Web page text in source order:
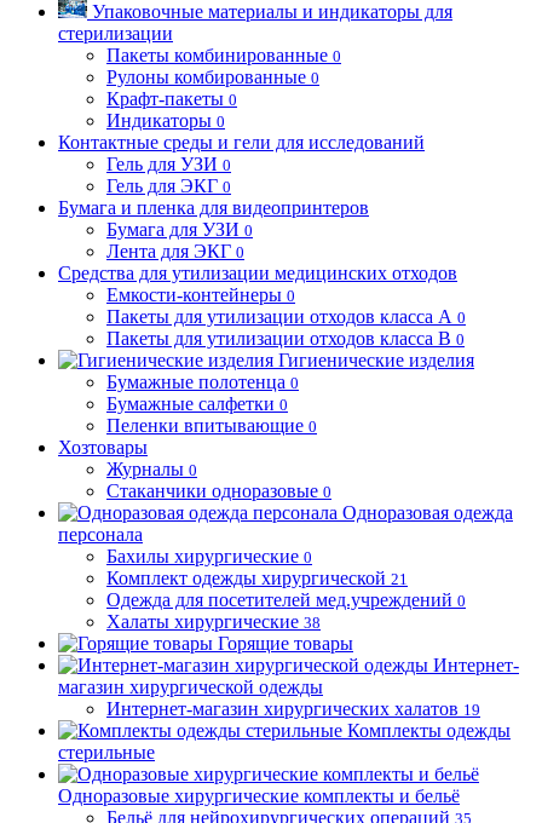
Упаковочные материалы и индикаторы для
стерилизации
Пакеты комбинированные 0
Рулоны комбированные 0
Крафт-пакеты 0
Индикаторы 0
Контактные среды и гели для исследований
Гель для УЗИ 0
Гель для ЭКГ 0
Бумага и пленка для видеопринтеров
Бумага для УЗИ 0
Лента для ЭКГ 0
Средства для утилизации медицинских отходов
Емкости-контейнеры 0
Пакеты для утилизации отходов класса А 0
Пакеты для утилизации отходов класса В 0
Гигиенические изделия
Бумажные полотенца 0
Бумажные салфетки 0
Пеленки впитывающие 0
Хозтовары
Журналы 0
Стаканчики одноразовые 0
Одноразовая одежда
персонала
Бахилы хирургические 0
Комплект одежды хирургической 21
Одежда для посетителей мед.учреждений 0
Халаты хирургические 38
Горящие товары
Интернет-
магазин хирургической одежды
Интернет-магазин хирургических халатов 19
Комплекты одежды
стерильные
Одноразовые хирургические комплекты и бельё
Бельё для нейрохирургических операций 35